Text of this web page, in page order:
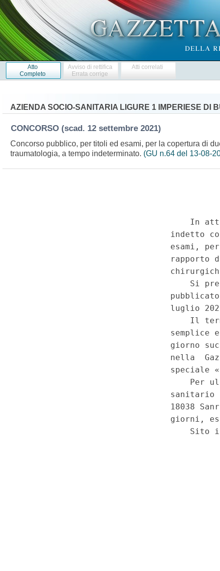
Atto
Completo
Avviso di rettifica
Errata corrige
Atti correlati
AZIENDA SOCIO-SANITARIA LIGURE 1 IMPERIESE DI
CONCORSO (scad. 12 settembre 2021)
Concorso pubblico, per titoli ed esami, per la copertura di
traumatologia, a tempo indeterminato. (GU n.64 del 13-08-